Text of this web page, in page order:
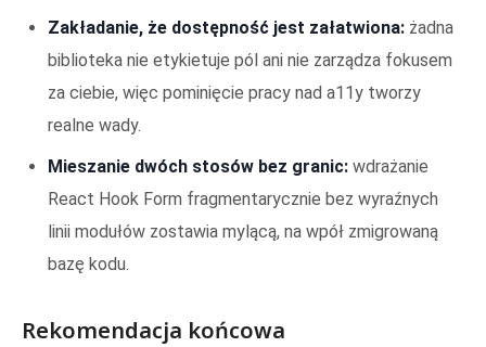
Zakładanie, że dostępność jest załatwiona: żadna
biblioteka nie etykietuje pól ani nie zarządza fokusem
za ciebie, więc pominięcie pracy nad a11y tworzy
realne wady.
Mieszanie dwóch stosów bez granic: wdrażanie
React Hook Form fragmentarycznie bez wyraźnych
linii modułów zostawia mylącą, na wpół zmigrowaną
bazę kodu.
Rekomendacja końcowa